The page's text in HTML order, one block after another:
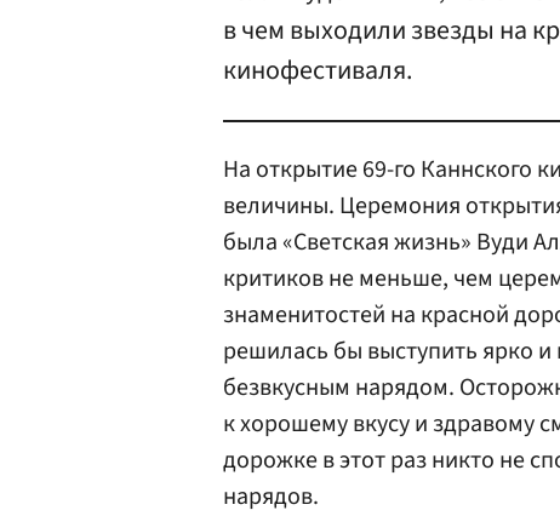
в чем выходили звезды на
кинофестиваля.
На открытие 69-го Каннского
величины. Церемония
была «Светская жизнь» Вуди
критиков не меньше, чем
знаменитостей на красной
решилась бы выступить ярко
безвкусным нарядом.
к хорошему вкусу и здравому
дорожке в этот раз никто не
нарядов.